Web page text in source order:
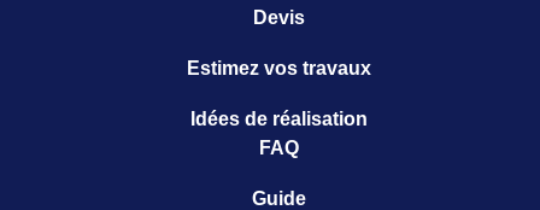
Devis
Estimez vos travaux
Idées de réalisation
FAQ
Guide